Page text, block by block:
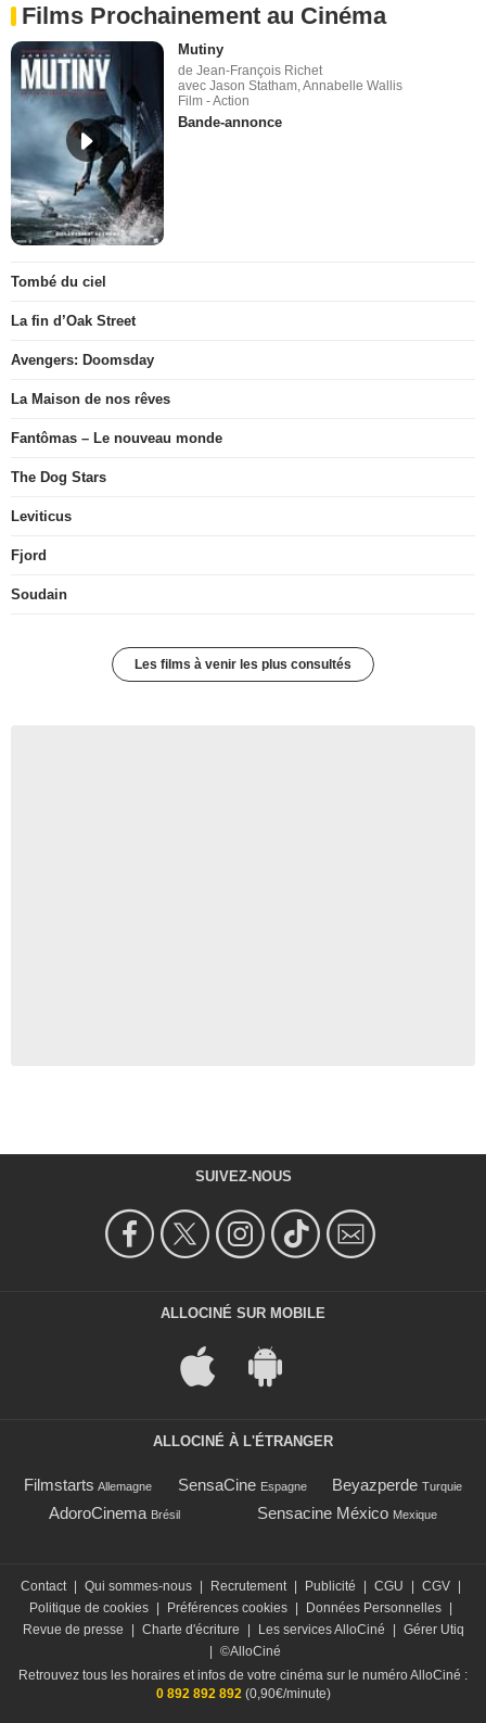
Films Prochainement au Cinéma
Mutiny
de Jean-François Richet
avec Jason Statham, Annabelle Wallis
Film - Action
Bande-annonce
Tombé du ciel
La fin d’Oak Street
Avengers: Doomsday
La Maison de nos rêves
Fantômas – Le nouveau monde
The Dog Stars
Leviticus
Fjord
Soudain
Les films à venir les plus consultés
SUIVEZ-NOUS
ALLOCINÉ SUR MOBILE
ALLOCINÉ À L'ÉTRANGER
Filmstarts Allemagne SensaCine Espagne Beyazperde Turquie
AdoroCinema Brésil Sensacine México Mexique
Contact Qui sommes-nous Recrutement Publicité CGU CGV
Politique de cookies
Préférences cookies Données Personnelles
Revue de presse
Charte d'écriture Les services AlloCiné
Gérer Utiq
©AlloCiné
Retrouvez tous les horaires et infos de votre cinéma sur le numéro AlloCiné :
0 892 892 892(0,90€/minute)